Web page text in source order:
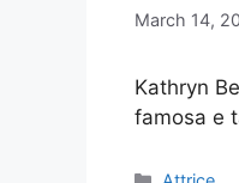
March 14,
Kathryn
famosa e